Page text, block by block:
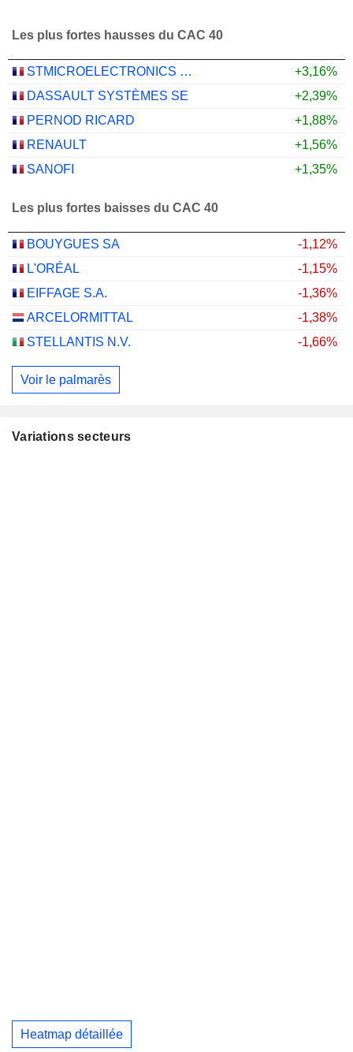
Les plus fortes hausses du CAC 40
STMICROELECTRONICS N.V.
+3,16%
DASSAULT SYSTÈMES SE
+2,39%
PERNOD RICARD
+1,88%
RENAULT
+1,56%
SANOFI
+1,35%
Les plus fortes baisses du CAC 40
BOUYGUES SA
-1,12%
L'ORÉAL
-1,15%
EIFFAGE S.A.
-1,36%
ARCELORMITTAL
-1,38%
STELLANTIS N.V.
-1,66%
Voir le palmarès
Variations secteurs
Heatmap détaillée